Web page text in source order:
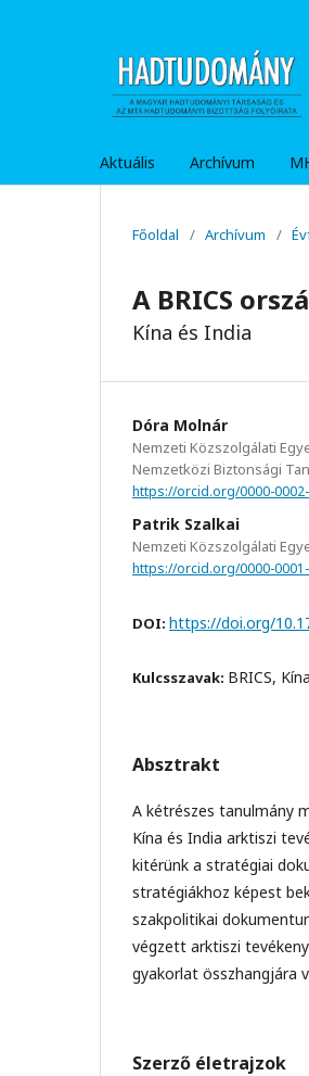
Aktuális Archívum
Főoldal / Archívum /
A BRICS
Kína és India
Dóra Molnár
Nemzeti Közszolgálati
Nemzetközi Biztonsági
https://orcid.org/0000-
Patrik Szalkai
Nemzeti Közszolgálati
https://orcid.org/0000-
DOI: https://doi.org/
Kulcsszavak: BRICS,
Absztrakt
A kétrészes tanulmány
Kína és India arktiszi
kitérünk a stratégiai
stratégiákhoz képest
szakpolitikai
végzett arktiszi
gyakorlat összhangjára
Szerző életrajzok